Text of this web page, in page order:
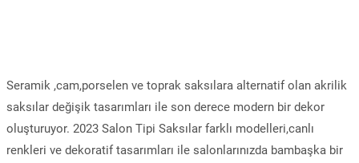
Seramik ,cam,porselen ve toprak saksılara alternatif olan akrilik
saksılar değişik tasarımları ile son derece modern bir dekor
oluşturuyor. 2023 Salon Tipi Saksılar farklı modelleri,canlı
renkleri ve dekoratif tasarımları ile salonlarınızda bambaşka bir